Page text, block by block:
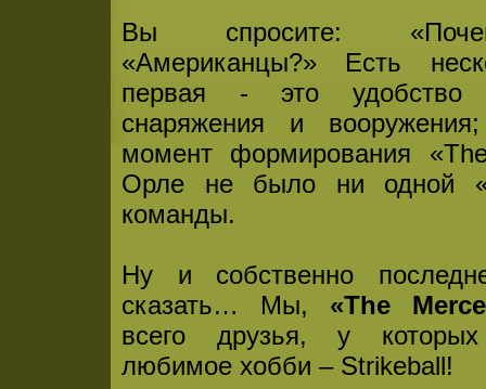
Вы спросите:
«Американцы?» Есть
первая - это удобство
снаряжения и
момент формирования
Орле не было ни одной
команды.
Ну и собственно
сказать… Мы, «The
всего друзья, у
любимое хобби – Strikeball!